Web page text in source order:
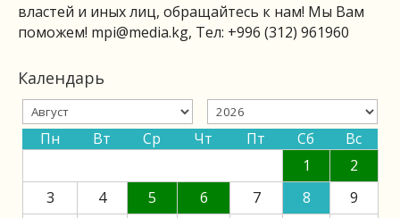
властей и иных лиц, обращайтесь к нам! Мы Вам
поможем! mpi@media.kg, Тел: +996 (312) 961960
Календарь
Пн Вт Ср Чт Пт Сб
Вс
1
2
3
4 5 6 7 8
9